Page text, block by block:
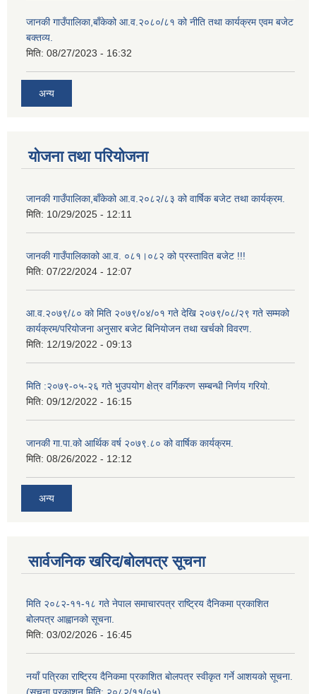
जानकी गाउँपालिका,बाँकेको आ.व.२०८०/८१ को नीति तथा कार्यक्रम एवम बजेट
बक्तव्य.
मिति: 08/27/2023 - 16:32
अन्य
योजना तथा परियोजना
जानकी गाउँपालिका,बाँकेको आ.व.२०८२/८३ को वार्षिक बजेट तथा कार्यक्रम.
मिति: 10/29/2025 - 12:11
जानकी गाउँपालिकाको आ.व. ०८१।०८२ को प्रस्तावित बजेट !!!
मिति: 07/22/2024 - 12:07
आ.व.२०७९/८० को मिति २०७९/०४/०१ गते देखि २०७९/०८/२९ गते सम्मको
कार्यक्रम/परियोजना अनुसार बजेट बिनियोजन तथा खर्चको विवरण.
मिति: 12/19/2022 - 09:13
मिति :२०७९-०५-२६ गते भुउपयोग क्षेत्र वर्गिकरण सम्बन्धी निर्णय गरियो.
मिति: 09/12/2022 - 16:15
जानकी गा.पा.को आर्थिक वर्ष २०७९.८० को वार्षिक कार्यक्रम.
मिति: 08/26/2022 - 12:12
अन्य
सार्वजनिक खरिद/बोलपत्र सूचना
मिति २०८२-११-१८ गते नेपाल समाचारपत्र राष्ट्रिय दैनिकमा प्रकाशित
बोलपत्र आह्वानको सूचना.
मिति: 03/02/2026 - 16:45
नयाँ पत्रिका राष्ट्रिय दैनिकमा प्रकाशित बोलपत्र स्वीकृत गर्ने आशयको सूचना.